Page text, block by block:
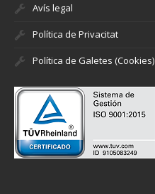
Avís legal
Política de Privacitat
Política de Galetes (Cookies)